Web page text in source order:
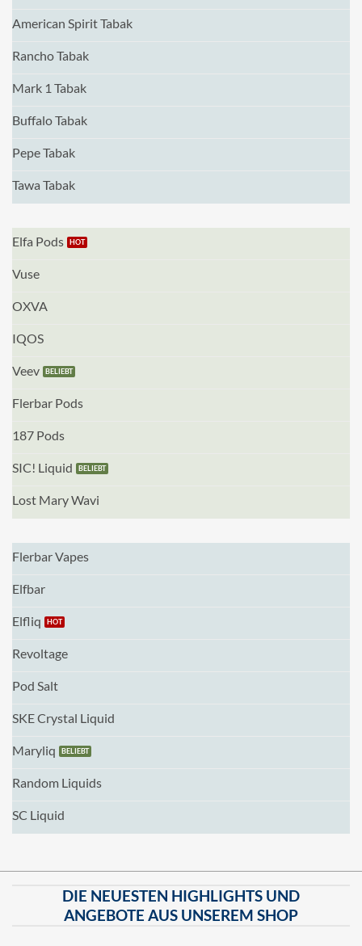
American Spirit Tabak
Rancho Tabak
Mark 1 Tabak
Buffalo Tabak
Pepe Tabak
Tawa Tabak
Elfa Pods
Vuse
OXVA
IQOS
Veev
Flerbar Pods
187 Pods
SIC! Liquid
Lost Mary Wavi
Flerbar Vapes
Elfbar
Elfliq
Revoltage
Pod Salt
SKE Crystal Liquid
Maryliq
Random Liquids
SC Liquid
DIE NEUESTEN HIGHLIGHTS UND
ANGEBOTE AUS UNSEREM SHOP